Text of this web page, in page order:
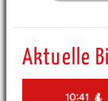
Aktuelle